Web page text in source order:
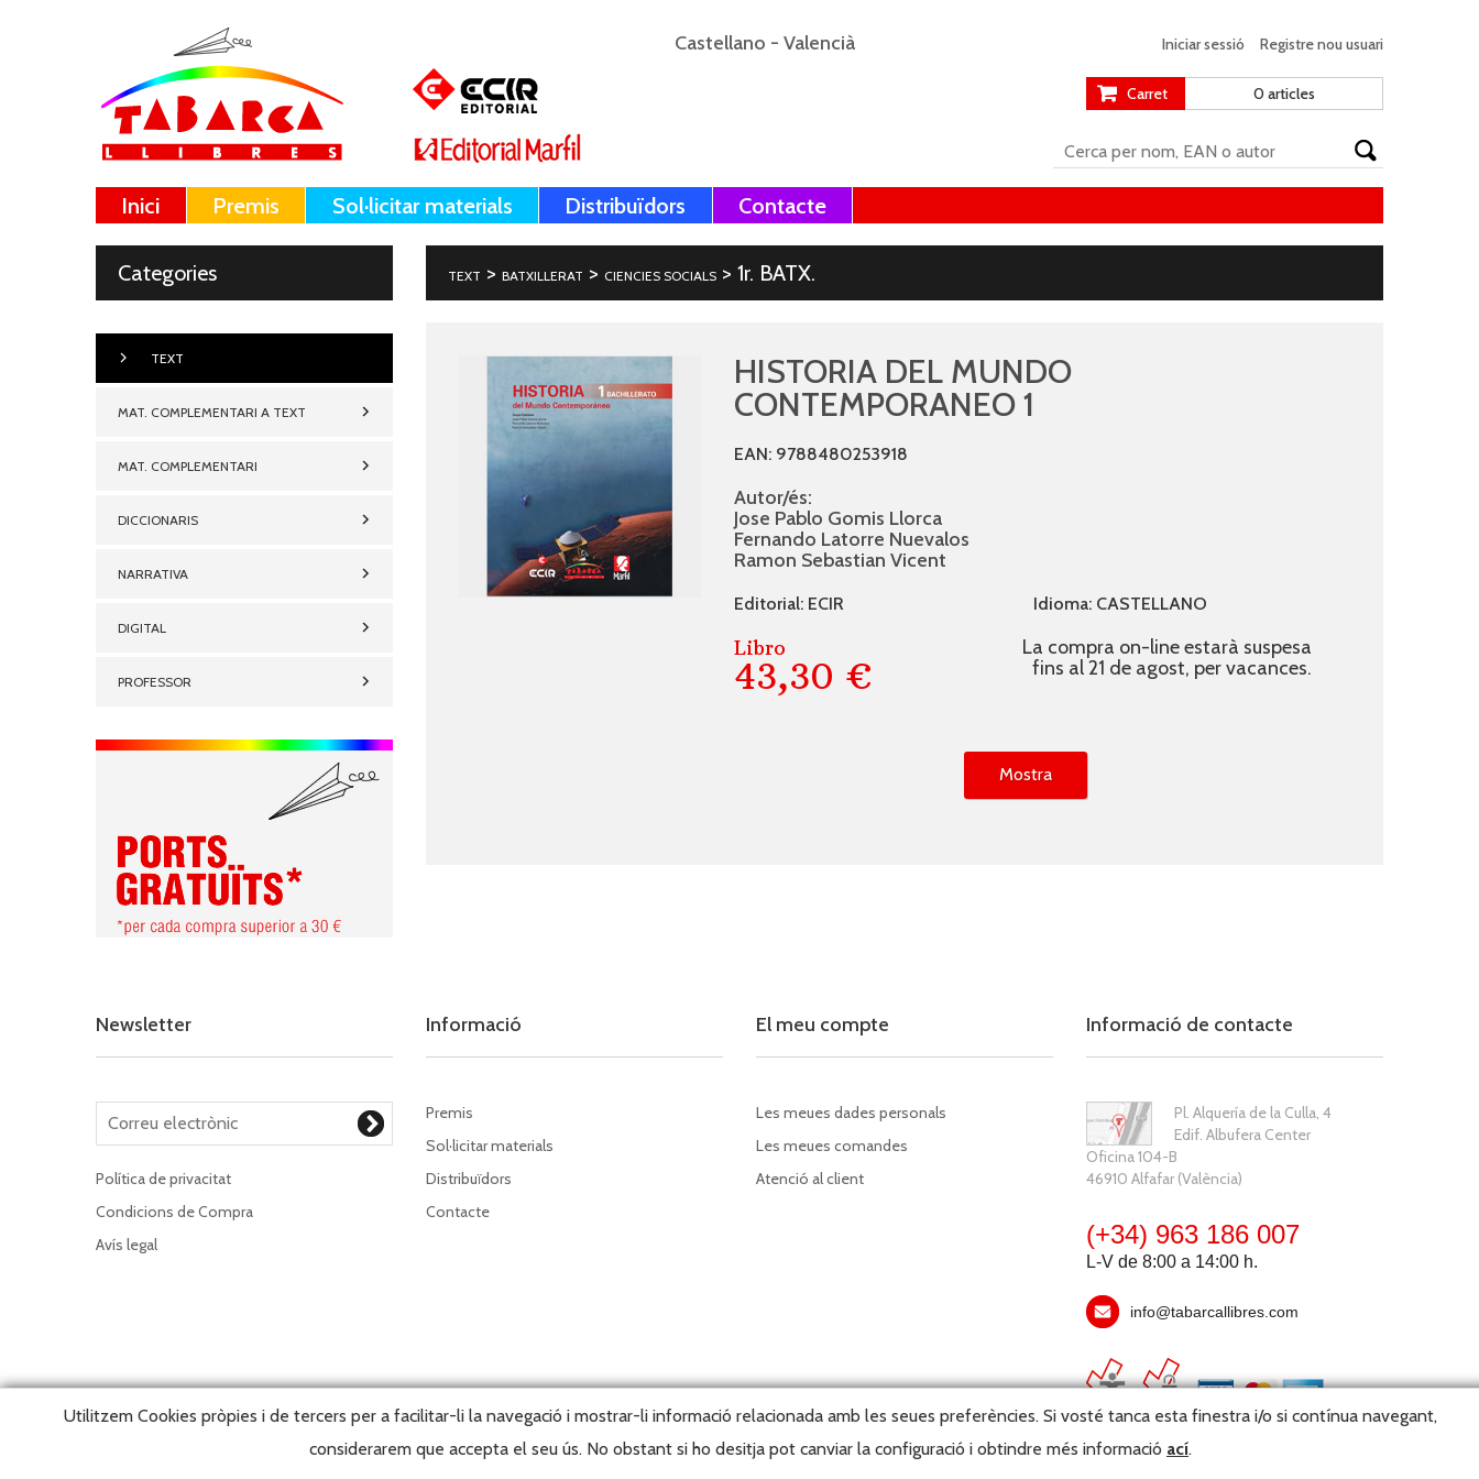
Utilitzem Cookies pròpies i de tercers per a facilitar-li la navegació i mostrar-li informació relacionada amb les seues preferències. Si vosté tanca esta finestra i/o si contínua navegant,
considerarem que accepta el seu ús. No obstant si ho desitja pot canviar la configuració i obtindre més informació ací.
Castellano - Valencià Iniciar sessió Registre nou usuari
Carret 0 articles
Inici Premis Sol·licitar materials Distribuïdors Contacte
Categories
TEXT
MAT. COMPLEMENTARI A TEXT
MAT. COMPLEMENTARI
DICCIONARIS
NARRATIVA
DIGITAL
PROFESSOR
TEXT >BATXILLERAT > CIENCIES SOCIALS > 1r. BATX.
HISTORIA DEL MUNDO
CONTEMPORANEO 1
EAN: 9788480253918
Autor/és:
Jose Pablo Gomis Llorca
Fernando Latorre Nuevalos
Ramon Sebastian Vicent
Editorial: ECIR Idioma: CASTELLANO
Libro
43,30 €
La compra on-line estarà suspesa
fins al 21 de agost, per vacances.
Mostra
Newsletter
Política de privacitat
Condicions de Compra
Avís legal
Informació
Premis
Sol·licitar materials
Distribuïdors
Contacte
El meu compte
Les meues dades personals
Les meues comandes
Atenció al client
Informació de contacte
Pl. Alquería de la Culla, 4
Edif. Albufera Center
Oficina 104-B
46910 Alfafar (València)
(+34) 963 186 007
L-V de 8:00 a 14:00 h.
info@tabarcallibres.com